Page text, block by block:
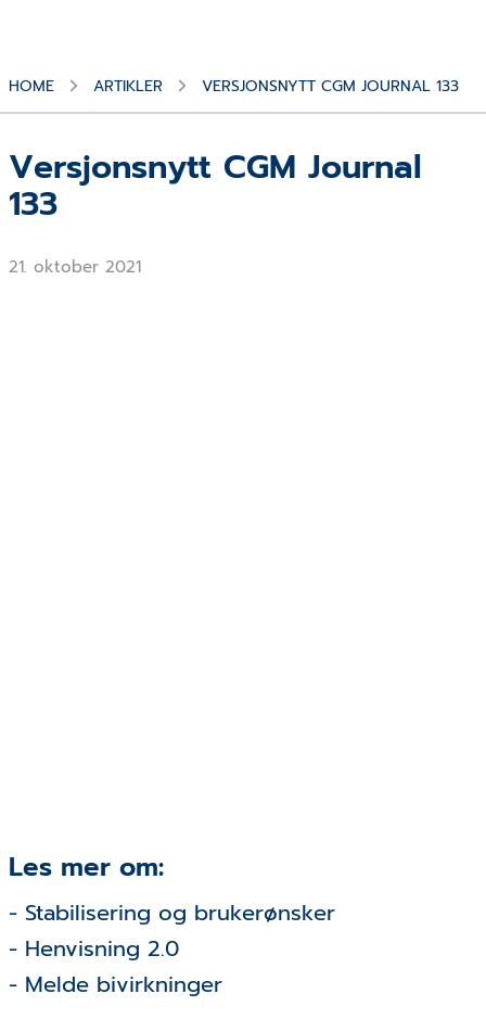
HOME ARTIKLER VERSJONSNYTT CGM JOURNAL 133
Versjonsnytt CGM Journal
133
21. oktober 2021
Les mer om:
- Stabilisering og brukerønsker
- Henvisning 2.0
- Melde bivirkninger